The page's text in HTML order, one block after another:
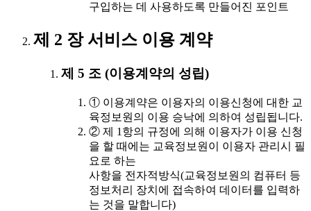
구입하는 데 사용하도록 만들어진 포인트
제 2 장 서비스 이용 계약
제 5 조 (이용계약의 성립)
① 이용계약은 이용자의 이용신청에 대한 교
육정보원의 이용 승낙에 의하여 성립됩니다.
② 제 1항의 규정에 의해 이용자가 이용 신청
을 할 때에는 교육정보원이 이용자 관리시 필
요로 하는
사항을 전자적방식(교육정보원의 컴퓨터 등
정보처리 장치에 접속하여 데이터를 입력하
는 것을 말합니다)